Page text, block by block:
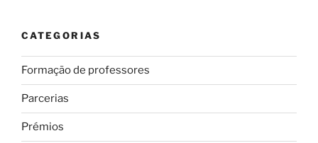
CATEGORIAS
Formação de professores
Parcerias
Prémios